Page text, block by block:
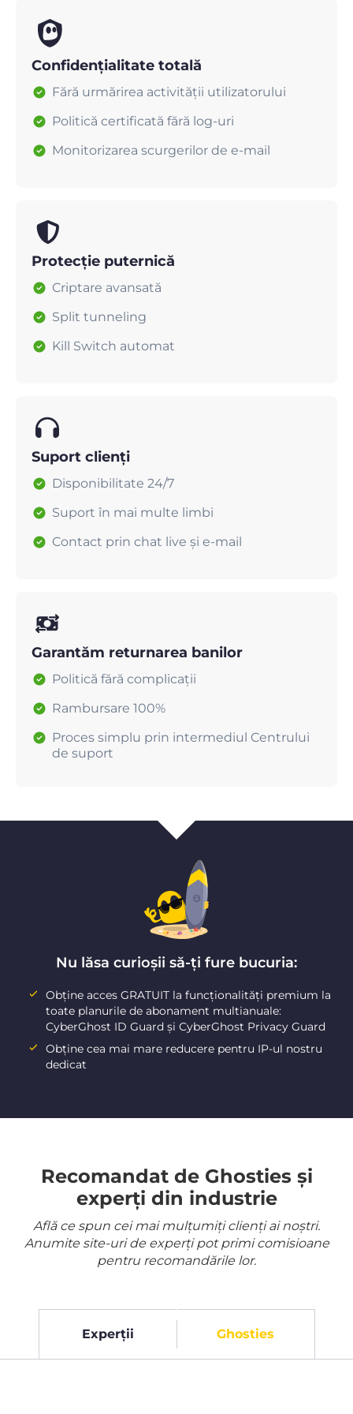
Confidențialitate totală
Fără urmărirea activității utilizatorului
Politică certificată fără log-uri
Monitorizarea scurgerilor de e-mail
Protecție puternică
Criptare avansată
Split tunneling
Kill Switch automat
Suport clienți
Disponibilitate 24/7
Suport în mai multe limbi
Contact prin chat live și e-mail
Garantăm returnarea banilor
Politică fără complicații
Rambursare 100%
Proces simplu prin intermediul Centrului
de suport
Nu lăsa curioșii să-ți fure bucuria:
Obține acces GRATUIT la funcționalități premium la
toate planurile de abonament multianuale:
CyberGhost ID Guard și CyberGhost Privacy Guard
Obține cea mai mare reducere pentru IP-ul nostru
dedicat
Recomandat de Ghosties și
experți din industrie
Află ce spun cei mai mulțumiți clienți ai noștri.
Anumite site-uri de experți pot primi comisioane
pentru recomandările lor.
Experții Ghosties